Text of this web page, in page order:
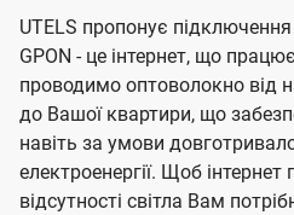
UTELS пропонує
GPON - це інтернет, що
проводимо оптоволокно від
до Вашої квартири, що
навіть за умови
електроенергії. Щоб
відсутності світла Вам